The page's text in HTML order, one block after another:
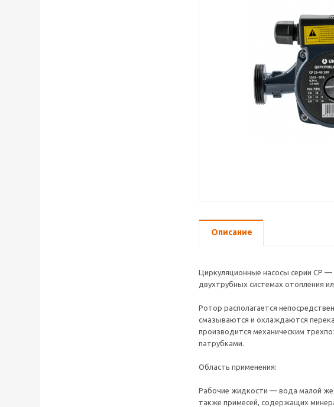
Описание
Циркуляционные насосы серии CP
двухтрубных системах отопления
Ротор располагается
смазываются и охлаждаются
производится механическим
патрубками.
Область применения:
Рабочие жидкости — вода малой
также примесей, содержащих